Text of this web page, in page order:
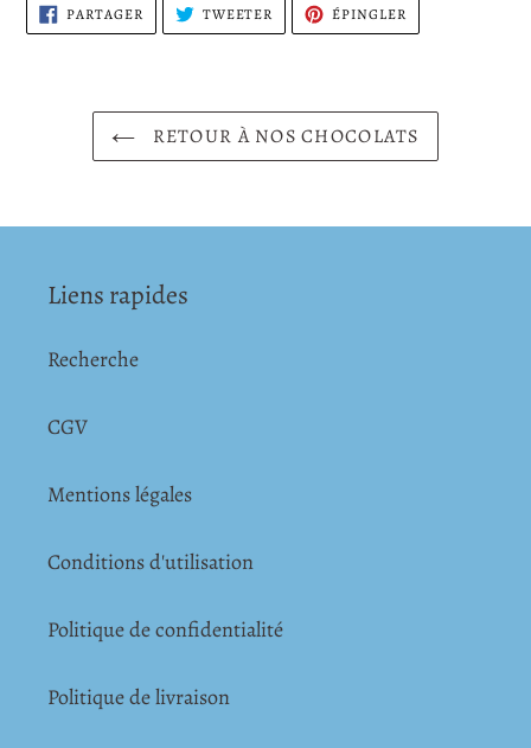
PARTAGER PARTAGER
SUR
FACEBOOK
TWEETER TWEETER
TWITTER
ÉPINGLER
PINTEREST
RETOUR À NOS CHOCOLATS
Liens rapides
Recherche
CGV
Mentions légales
Conditions d'utilisation
Politique de confidentialité
Politique de livraison